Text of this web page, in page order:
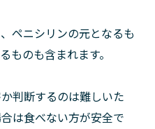
ペニシリンの元となるも
ものも含まれます。
判断するのは難しいた
は食べない方が安全で